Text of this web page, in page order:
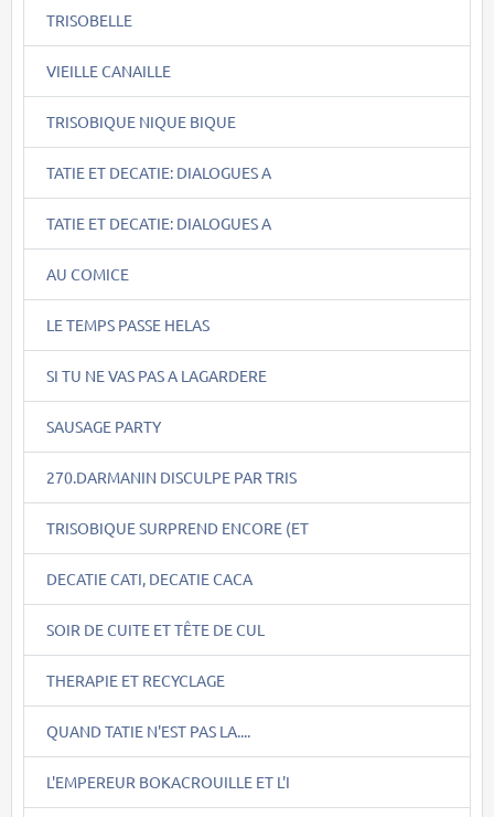
TRISOBELLE
VIEILLE CANAILLE
TRISOBIQUE NIQUE BIQUE
TATIE ET DECATIE: DIALOGUES A
TATIE ET DECATIE: DIALOGUES A
AU COMICE
LE TEMPS PASSE HELAS
SI TU NE VAS PAS A LAGARDERE
SAUSAGE PARTY
270.DARMANIN DISCULPE PAR TRIS
TRISOBIQUE SURPREND ENCORE (ET
DECATIE CATI, DECATIE CACA
SOIR DE CUITE ET TÊTE DE CUL
THERAPIE ET RECYCLAGE
QUAND TATIE N'EST PAS LA....
L'EMPEREUR BOKACROUILLE ET L'I